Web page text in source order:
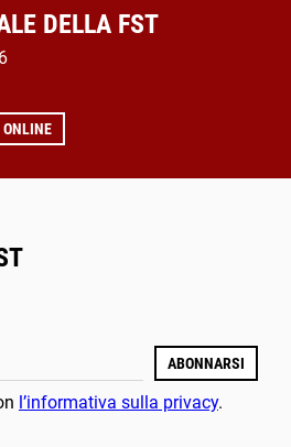
DELLA FST
ONLINE
ABONNARSI
l’informativa sulla privacy.